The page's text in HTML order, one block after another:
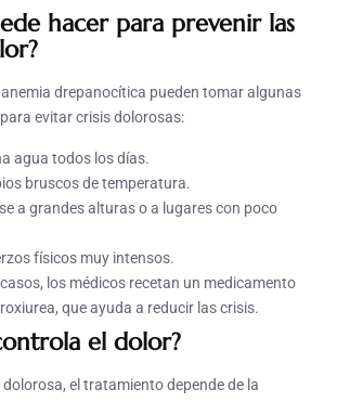
hacer para prevenir las
drepanocítica pueden tomar algunas
evitar crisis dolorosas:
agua todos los días.
bruscos de temperatura.
a grandes alturas o a lugares con poco
físicos muy intensos.
los médicos recetan un medicamento
que ayuda a reducir las crisis.
el dolor?
el tratamiento depende de la